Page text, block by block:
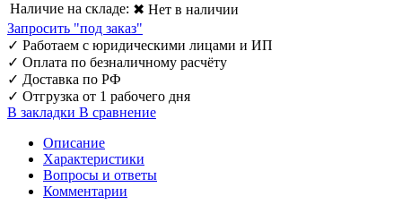
Наличие на складе: ✖ Нет в наличии
Запросить "под заказ"
✓ Работаем с юридическими лицами и ИП
✓ Оплата по безналичному расчёту
✓ Доставка по РФ
✓ Отгрузка от 1 рабочего дня
В закладки В сравнение
Описание
Характеристики
Вопросы и ответы
Комментарии